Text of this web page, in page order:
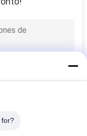
del
for?